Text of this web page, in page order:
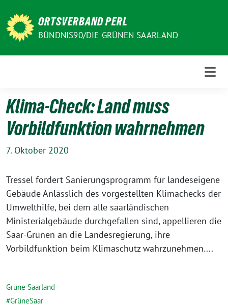
zum
Inhalt
ORTSVERBAND PERL
BÜNDNIS90/DIE GRÜNEN SAARLAND
Klima-Check: Land muss
Vorbildfunktion wahrnehmen
7. Oktober 2020
Tressel fordert Sanierungsprogramm für landeseigene
Gebäude Anlässlich des vorgestellten Klimachecks der
Umwelthilfe, bei dem alle saarländischen
Ministerialgebäude durchgefallen sind, appellieren die
Saar-Grünen an die Landesregierung, ihre
Vorbildfunktion beim Klimaschutz wahrzunehmen….
Grüne Saarland
GrüneSaar